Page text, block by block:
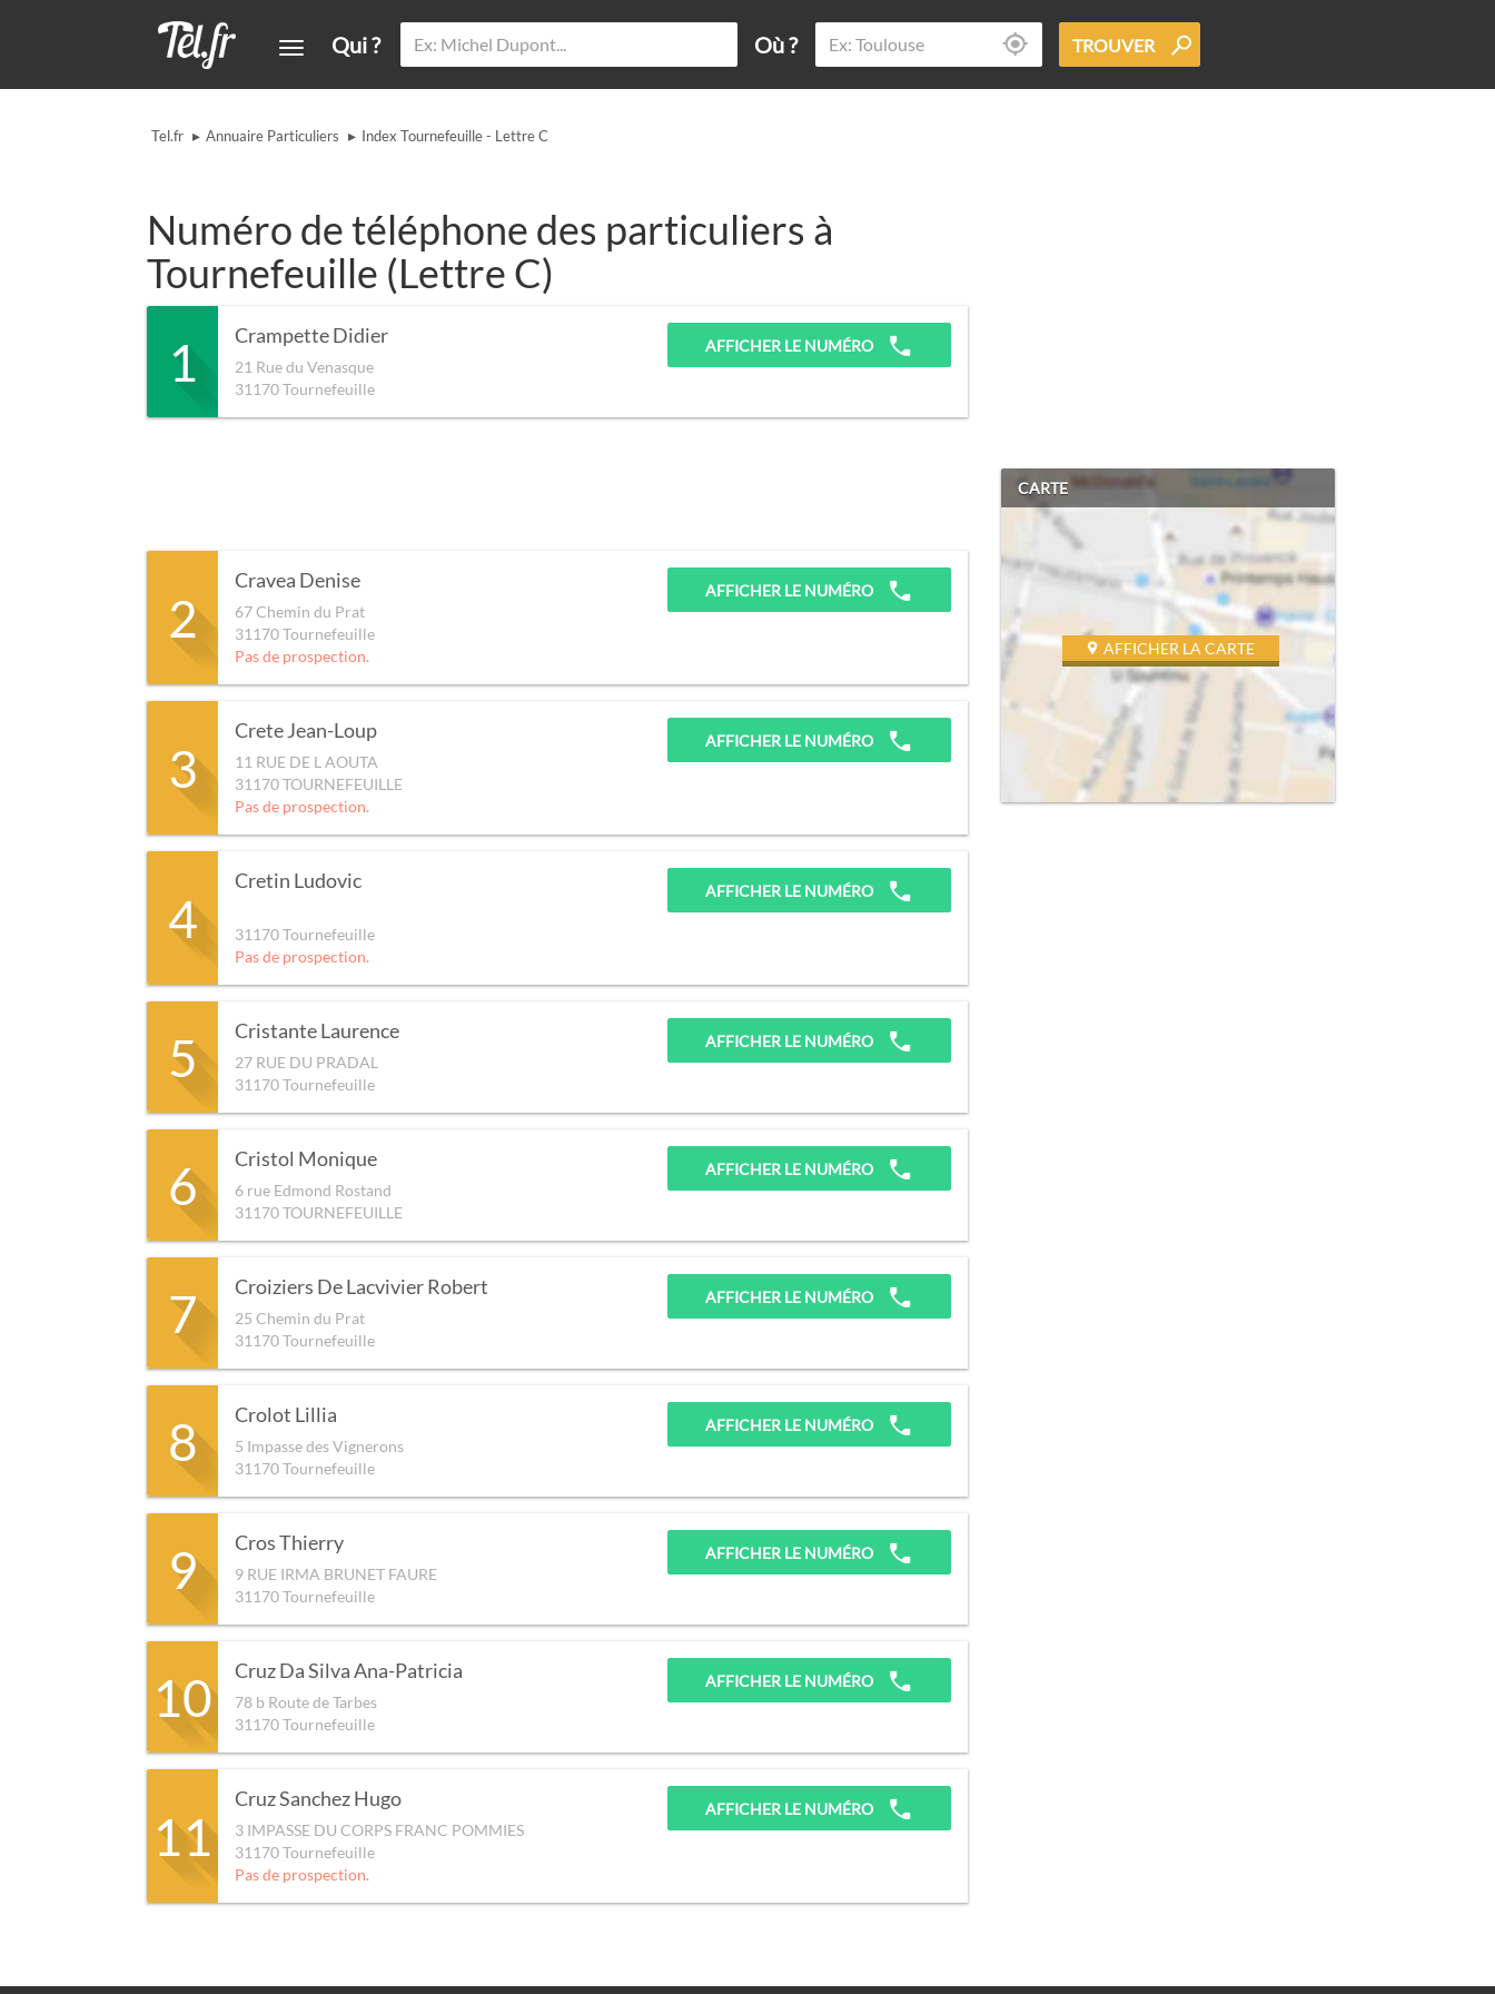
Qui ? Où ? TROUVER
Tel.fr ▸ Annuaire Particuliers ▸ Index Tournefeuille - Lettre C
Numéro de téléphone des particuliers à
Tournefeuille (Lettre C)
1 Crampette Didier
21 Rue du Venasque
31170Tournefeuille
AFFICHER LE NUMÉRO
2
Cravea Denise
67 Chemin du Prat
31170Tournefeuille
Pas de prospection.
AFFICHER LE NUMÉRO
3
Crete Jean-Loup
11 RUE DE L AOUTA
31170TOURNEFEUILLE
Pas de prospection.
AFFICHER LE NUMÉRO
4
Cretin Ludovic
31170Tournefeuille
Pas de prospection.
AFFICHER LE NUMÉRO
5 Cristante Laurence
27 RUE DU PRADAL
31170Tournefeuille
AFFICHER LE NUMÉRO
6 Cristol Monique
6 rue Edmond Rostand
31170TOURNEFEUILLE
AFFICHER LE NUMÉRO
7 Croiziers De Lacvivier Robert
25 Chemin du Prat
31170Tournefeuille
AFFICHER LE NUMÉRO
8 Crolot Lillia
5 Impasse des Vignerons
31170Tournefeuille
AFFICHER LE NUMÉRO
9 Cros Thierry
9 RUE IRMA BRUNET FAURE
31170Tournefeuille
AFFICHER LE NUMÉRO
10 Cruz Da Silva Ana-Patricia
78 b Route de Tarbes
31170Tournefeuille
AFFICHER LE NUMÉRO
11
Cruz Sanchez Hugo
3 IMPASSE DU CORPS FRANC POMMIES
31170Tournefeuille
Pas de prospection.
AFFICHER LE NUMÉRO
CARTE
AFFICHER LA CARTE